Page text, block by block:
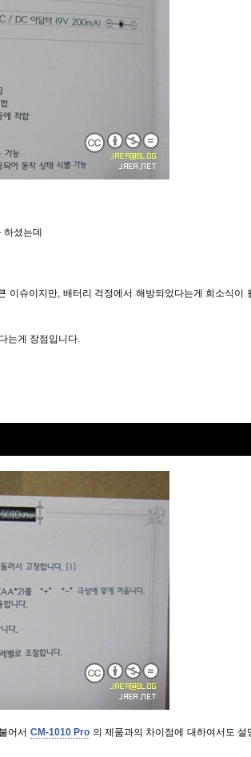
셨는데
이슈이지만, 배터리 걱정에서 해방되었다는게 희소식이
는게 장점입니다.
어서 CM-1010 Pro 의 제품과의 차이점에 대하여서도 설